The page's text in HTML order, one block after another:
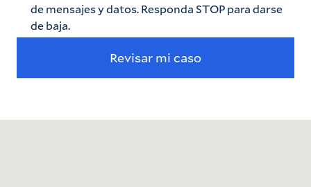
de mensajes y datos. Responda STOP para darse
de baja.